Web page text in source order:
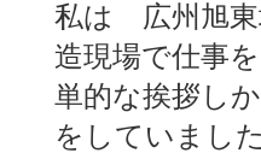
私は 広州旭東
造現場で仕事
単的な挨拶し
をしていまし